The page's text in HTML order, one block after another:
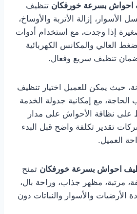
احواش بسرعة خورفكان تنظيف
الأسوار، إزالة الأتربة والأوساخ،
إذا وجدت، مع استخدام أدوات
العالي والمكانس الكهربائية
تنظيف سريع وفعال.
حيث يمكن للعميل اختيار تنظيف
مع إمكانية جدولة الخدمة
نظافة الأحواش على مدار
تقدير تكلفة واضح قبل البدء
العميل.
احواش بسرعة خورفكان تمنح
مرتبة، مظهر جذاب، وراحة بال،
والأسوار والنباتات دون